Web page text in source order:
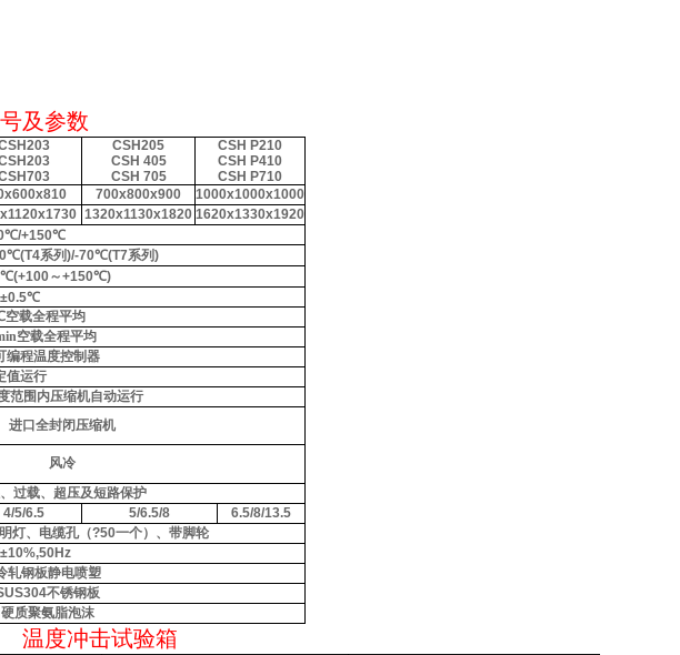
及参数
CSH205
CSH 405
CSH 705
CSH P210
CSH P410
CSH P710
700x800x900
1000x1000x1000
1320x1130x1820 1620x1330x1920
℃/+150℃
℃(T4系列)/-70℃(T7系列)
℃(+100～+150℃)
±0.5℃
空载全程平均
空载全程平均
编程温度控制器
值运行
范围内压缩机自动运行
进口全封闭压缩机
风冷
过载、超压及短路保护
4/5/6.5 5/6.5/8
6.5/8/13.5
灯、电缆孔（?50一个）、带脚轮
轧钢板静电喷塑
不锈钢板
硬质聚氨脂泡沫
温度冲击试验箱